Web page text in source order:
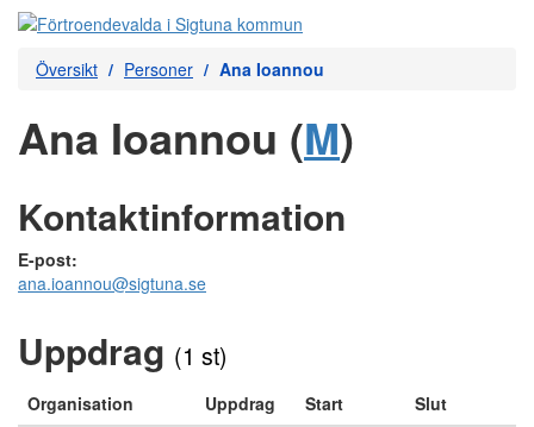
Översikt Personer Ana Ioannou
Ana Ioannou (M)
Kontaktinformation
E-post:
ana.ioannou@sigtuna.se
Uppdrag (1 st)
Organisation Uppdrag Start
Slut